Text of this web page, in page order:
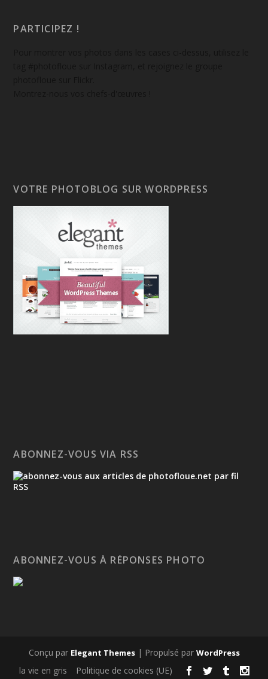
PARTICIPEZ !
VOTRE PHOTOBLOG SUR WORDPRESS
ABONNEZ-VOUS VIA RSS
ABONNEZ-VOUS À RÉPONSES PHOTO
Conçu par Elegant Themes| Propulsé par WordPress
la vie en gris Politique de cookies (UE)